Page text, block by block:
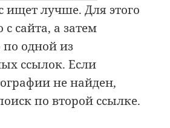
ищет лучше. Для этого
с сайта, а затем
по одной из
ссылок. Если
не найден,
по второй ссылке.